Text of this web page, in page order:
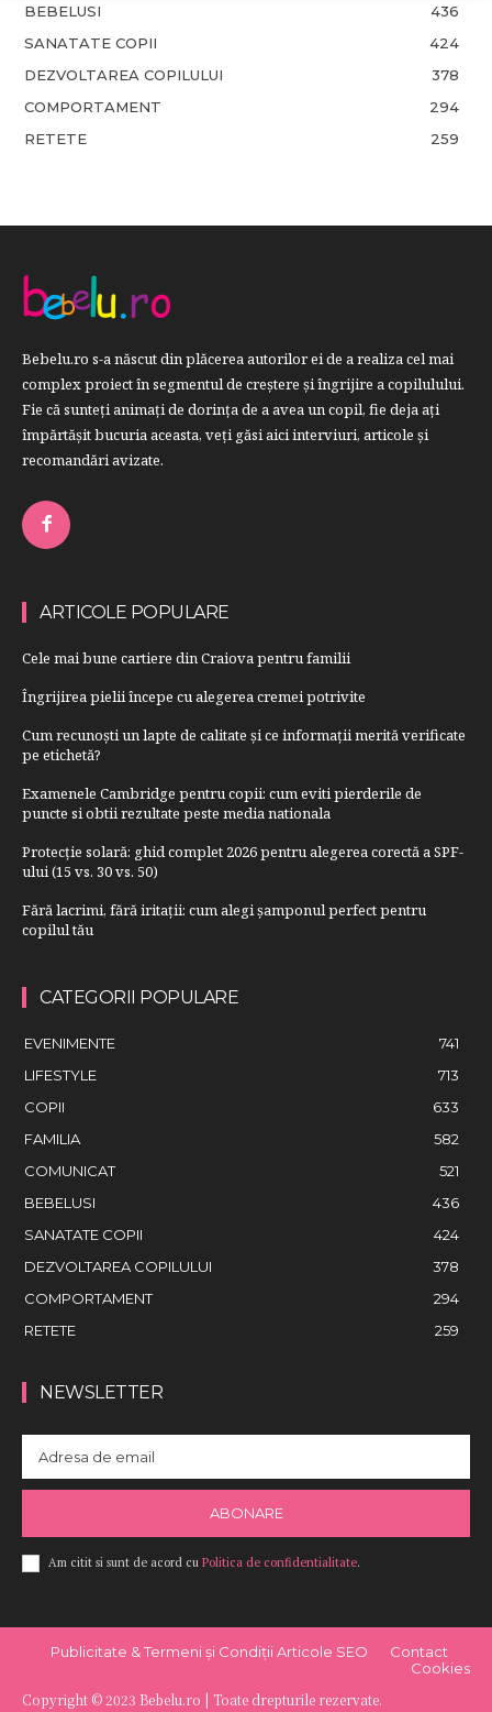
BEBELUSI
436
SANATATE COPII
424
DEZVOLTAREA COPILULUI
378
COMPORTAMENT
294
RETETE
259
Bebelu.ro s-a născut din plăcerea autorilor ei de a realiza cel mai
complex proiect în segmentul de creştere şi îngrijire a copilulului.
Fie că sunteţi animaţi de dorinţa de a avea un copil, fie deja aţi
împărtăşit bucuria aceasta, veți găsi aici interviuri, articole şi
recomandări avizate.
ARTICOLE POPULARE
Cele mai bune cartiere din Craiova pentru familii
Îngrijirea pielii începe cu alegerea cremei potrivite
Cum recunoști un lapte de calitate și ce informații merită verificate
pe etichetă?
Examenele Cambridge pentru copii: cum eviti pierderile de
puncte si obtii rezultate peste media nationala
Protecție solară: ghid complet 2026 pentru alegerea corectă a SPF-
ului (15 vs. 30 vs. 50)
Fără lacrimi, fără iritații: cum alegi șamponul perfect pentru
copilul tău
CATEGORII POPULARE
EVENIMENTE
741
LIFESTYLE
713
COPII
633
FAMILIA
582
COMUNICAT
521
BEBELUSI
436
SANATATE COPII
424
DEZVOLTAREA COPILULUI
378
COMPORTAMENT
294
RETETE
259
NEWSLETTER
ABONARE
Am citit si sunt de acord cu Politica de confidentialitate.
Copyright © 2023 Bebelu.ro | Toate drepturile rezervate.
Publicitate & Termeni și Condiții Articole SEO
Contact
Cookies